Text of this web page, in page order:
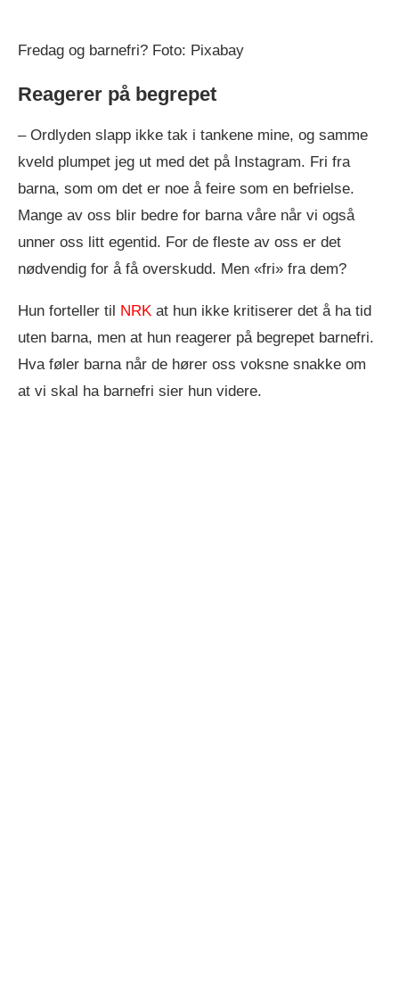
Fredag og barnefri? Foto: Pixabay
Reagerer på begrepet
– Ordlyden slapp ikke tak i tankene mine, og samme
kveld plumpet jeg ut med det på Instagram. Fri fra
barna, som om det er noe å feire som en befrielse.
Mange av oss blir bedre for barna våre når vi også
unner oss litt egentid. For de fleste av oss er det
nødvendig for å få overskudd. Men «fri» fra dem?
Hun forteller til NRK at hun ikke kritiserer det å ha tid
uten barna, men at hun reagerer på begrepet barnefri.
Hva føler barna når de hører oss voksne snakke om
at vi skal ha barnefri sier hun videre.